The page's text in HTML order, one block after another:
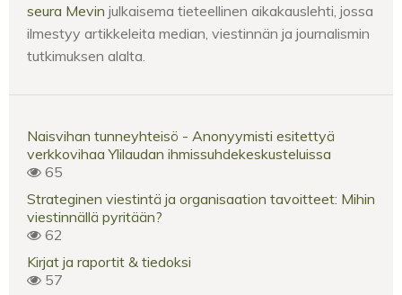
seura Mevin julkaisema tieteellinen aikakauslehti, jossa
ilmestyy artikkeleita median, viestinnän ja journalismin
tutkimuksen alalta.
Naisvihan tunneyhteisö - Anonyymisti esitettyä
verkkovihaa Ylilaudan ihmissuhdekeskusteluissa
65
Strateginen viestintä ja organisaation tavoitteet: Mihin
viestinnällä pyritään?
62
Kirjat ja raportit & tiedoksi
57